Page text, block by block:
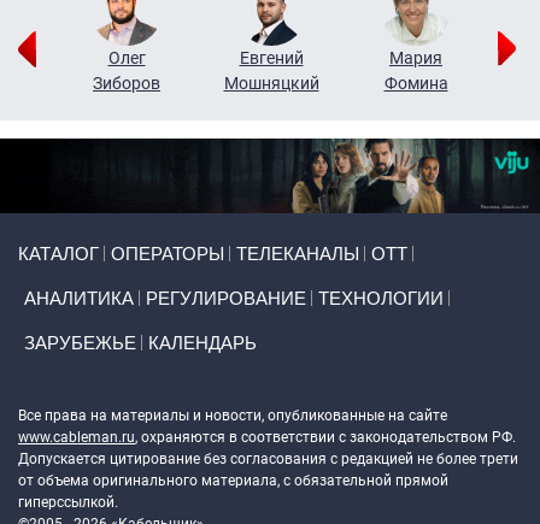
Олег
Зиборов
Евгений
Мошняцкий
Мария
Фомина
КАТАЛОГ ОПЕРАТОРЫ ТЕЛЕКАНАЛЫ ОТТ
АНАЛИТИКА РЕГУЛИРОВАНИЕ ТЕХНОЛОГИИ
ЗАРУБЕЖЬЕ КАЛЕНДАРЬ
Все права на материалы и новости, опубликованные на сайте
www.cableman.ru, охраняются в соответствии с законодательством РФ.
Допускается цитирование без согласования с редакцией не более трети
от объема оригинального материала, с обязательной прямой
гиперссылкой.